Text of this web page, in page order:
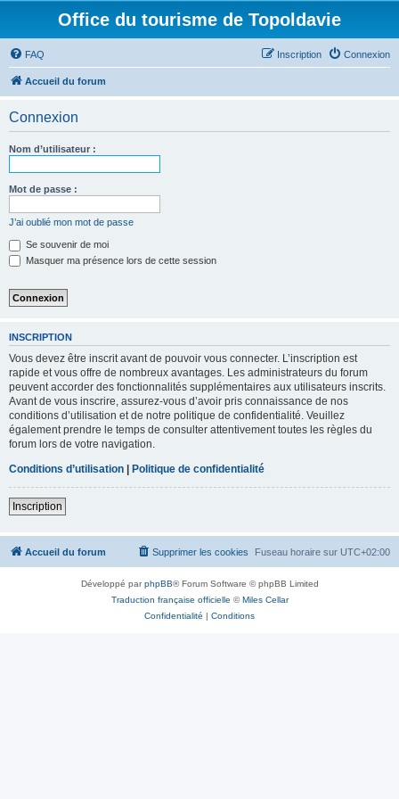
Office du tourisme de Topoldavie
FAQ Connexion
Inscription
Accueil du forum
Connexion
Nom d’utilisateur :
Mot de passe :
J’ai oublié mon mot de passe
Se souvenir de moi
Masquer ma présence lors de cette session
INSCRIPTION
Vous devez être inscrit avant de pouvoir vous connecter. L’inscription est
rapide et vous offre de nombreux avantages. Les administrateurs du forum
peuvent accorder des fonctionnalités supplémentaires aux utilisateurs inscrits.
Avant de vous inscrire, assurez-vous d’avoir pris connaissance de nos
conditions d’utilisation et de notre politique de confidentialité. Veuillez
également prendre le temps de consulter attentivement toutes les règles du
forum lors de votre navigation.
Conditions d’utilisation | Politique de confidentialité
Inscription
Accueil du forum Fuseau horaire sur UTC+02:00
Supprimer les cookies
Développé parphpBB® Forum Software © phpBB Limited
Traduction française officielle ©Miles Cellar
Confidentialité | Conditions